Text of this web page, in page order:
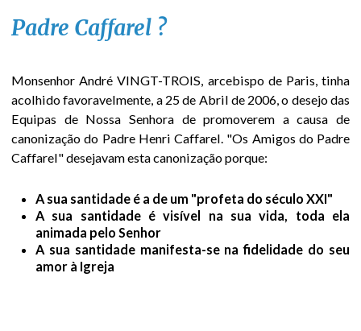
Boletins
Aderir
A causa de
canonização
Porquê ?
t
á
a
q
i
Padre Caffarel ?
Monsenhor André VINGT-TROIS, arcebispo de Paris, tinha
acolhido favoravelmente, a 25 de Abril de 2006, o desejo das
Equipas de Nossa Senhora de promoverem a causa de
canonização do Padre Henri Caffarel. "Os Amigos do Padre
Caffarel" desejavam esta canonização porque:
A sua santidade é a de um "profeta do século XXI"
A sua santidade é visível na sua vida, toda ela
animada pelo Senhor
A sua santidade manifesta-se na fidelidade do seu
amor à Igreja